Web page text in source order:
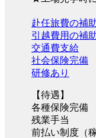
赴任旅費の補
引越費用の補
交通費支給
社会保険完備
研修あり
【待遇】
各種保険完備
残業手当
前払い制度（